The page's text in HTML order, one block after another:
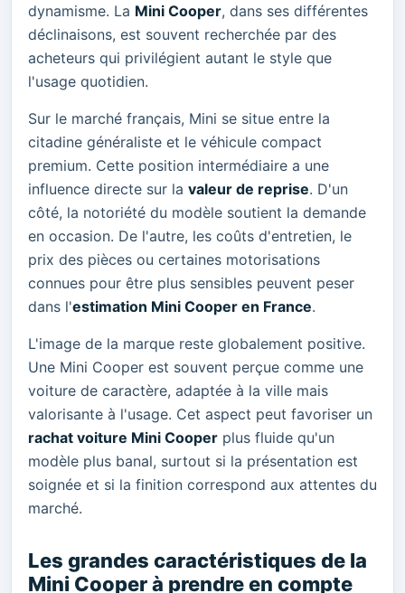
dynamisme. La Mini Cooper, dans ses différentes
déclinaisons, est souvent recherchée par des
acheteurs qui privilégient autant le style que
l'usage quotidien.
Sur le marché français, Mini se situe entre la
citadine généraliste et le véhicule compact
premium. Cette position intermédiaire a une
influence directe sur la valeur de reprise. D'un
côté, la notoriété du modèle soutient la demande
en occasion. De l'autre, les coûts d'entretien, le
prix des pièces ou certaines motorisations
connues pour être plus sensibles peuvent peser
dans l'estimation Mini Cooper en France.
L'image de la marque reste globalement positive.
Une Mini Cooper est souvent perçue comme une
voiture de caractère, adaptée à la ville mais
valorisante à l'usage. Cet aspect peut favoriser un
rachat voiture Mini Cooper plus fluide qu'un
modèle plus banal, surtout si la présentation est
soignée et si la finition correspond aux attentes du
marché.
Les grandes caractéristiques de la
Mini Cooper à prendre en compte